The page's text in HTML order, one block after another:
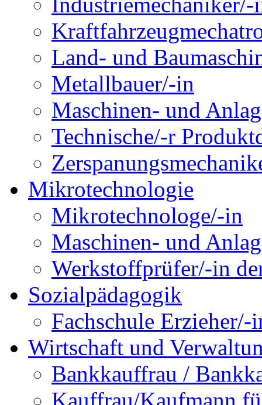
Land- und
Metallbauer/-in
Maschinen- und
Technische/-r
Mikrotechnologie
Mikrotechnologe/-in
Maschinen- und
Werkstoffprüfer/-in
Sozialpädagogik
Fachschule
Wirtschaft und
Bankkauffrau /